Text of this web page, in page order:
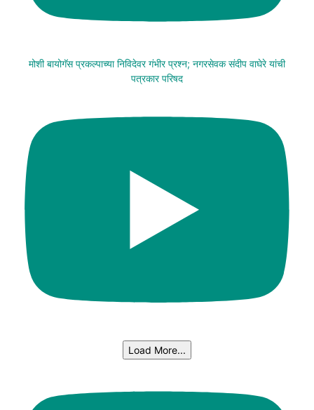
मोशी बायोगॅस प्रकल्पाच्या निविदेवर गंभीर प्रश्न; नगरसेवक संदीप वाघेरे यांची
पत्रकार परिषद
Load More...